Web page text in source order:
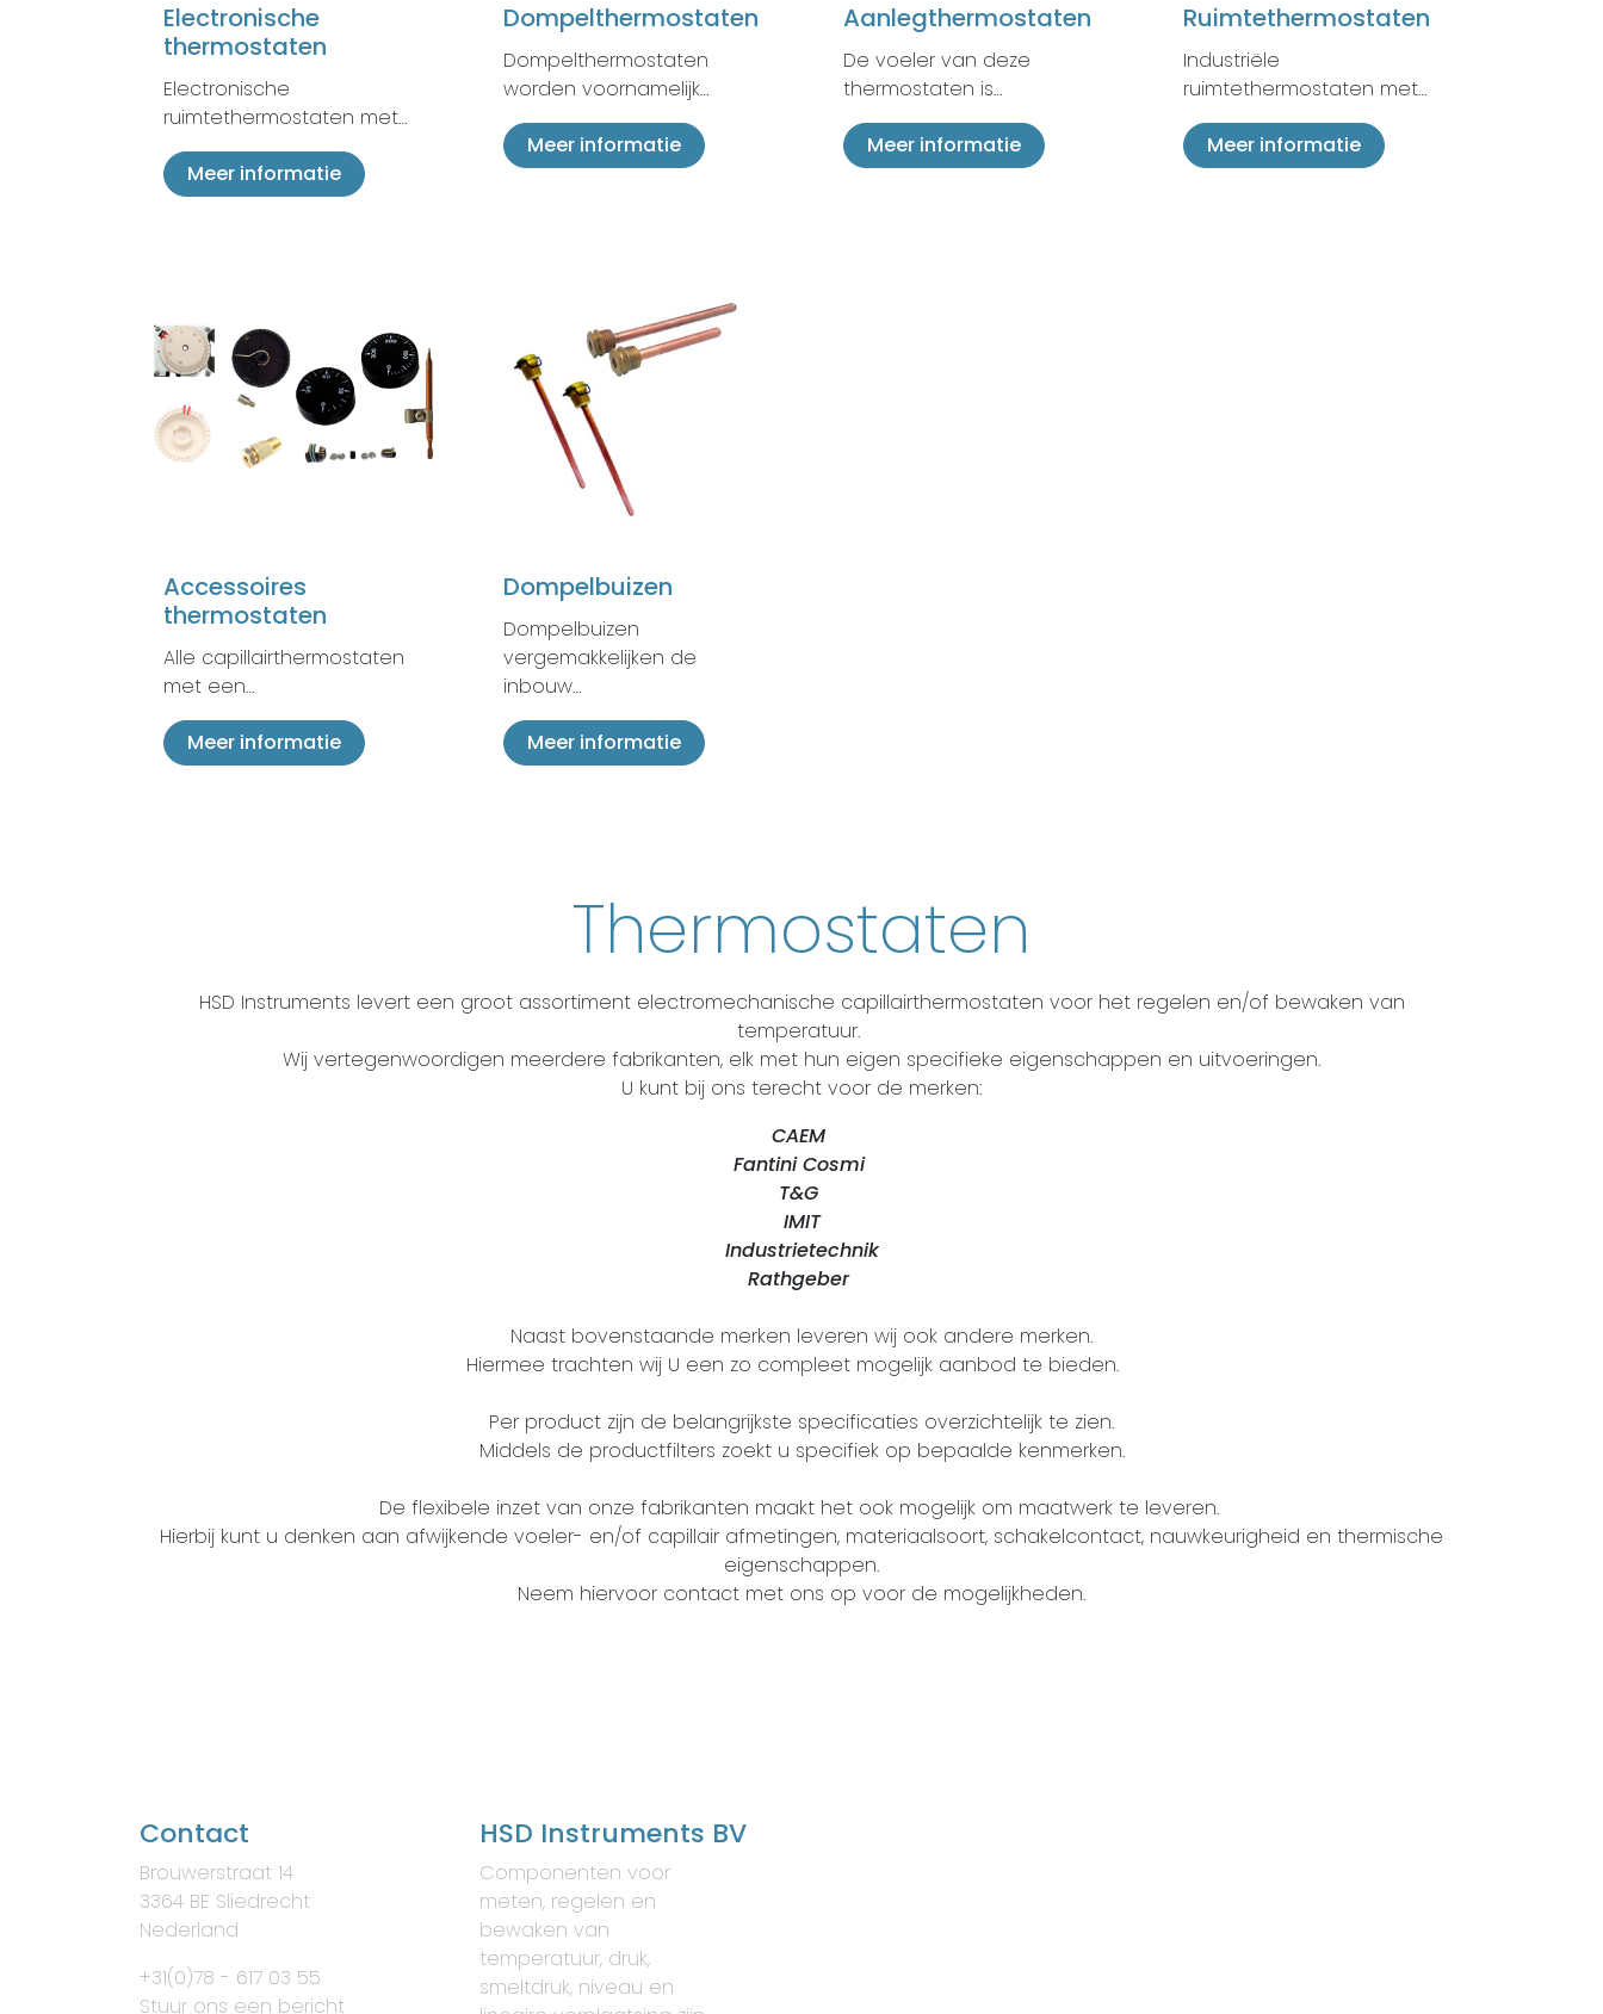
Electronische
thermostaten
Electronische
ruimtethermostaten met…
Meer informatie
Dompelthermostaten
Dompelthermostaten
worden voornamelijk…
Meer informatie
Aanlegthermostaten
De voeler van deze
thermostaten is…
Meer informatie
Ruimtethermostaten
Industriële
ruimtethermostaten met…
Meer informatie
Accessoires
thermostaten
Alle capillairthermostaten
met een…
Meer informatie
Dompelbuizen
Dompelbuizen
vergemakkelijken de
inbouw…
Meer informatie
Thermostaten
HSD Instruments levert een groot assortiment electromechanische capillairthermostaten voor het regelen en/of bewaken van
temperatuur.
Wij vertegenwoordigen meerdere fabrikanten, elk met hun eigen specifieke eigenschappen en uitvoeringen.
U kunt bij ons terecht voor de merken:
CAEM
Fantini Cosmi
T&G
IMIT
Industrietechnik
Rathgeber
Naast bovenstaande merken leveren wij ook andere merken.
Hiermee trachten wij U een zo compleet mogelijk aanbod te bieden.
Per product zijn de belangrijkste specificaties overzichtelijk te zien.
Middels de productfilters zoekt u specifiek op bepaalde kenmerken.
De flexibele inzet van onze fabrikanten maakt het ook mogelijk om maatwerk te leveren.
Hierbij kunt u denken aan afwijkende voeler- en/of capillair afmetingen, materiaalsoort, schakelcontact, nauwkeurigheid en thermische
eigenschappen.
Neem hiervoor contact met ons op voor de mogelijkheden.
Contact
Brouwerstraat 14
3364 BE Sliedrecht
Nederland
+31(0)78 - 617 03 55
Stuur ons een bericht
HSD Instruments BV
Componenten voor
meten, regelen en
bewaken van
temperatuur, druk,
smeltdruk, niveau en